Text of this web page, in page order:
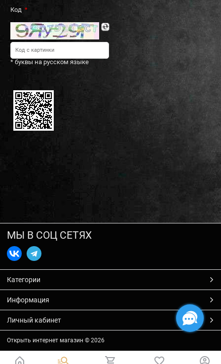
Код
* буквы на русском языке
МЫ В СОЦ СЕТЯХ
Категории
Информация
Личный кабинет
Открыть интернет магазин © 2026